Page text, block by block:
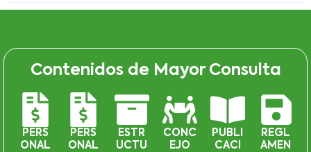
Contenidos de Mayor Consulta
PERS
ONAL
PERS
ONAL
ESTR
UCTU
CONC
EJO
PUBLI
CACI
REGL
AMEN